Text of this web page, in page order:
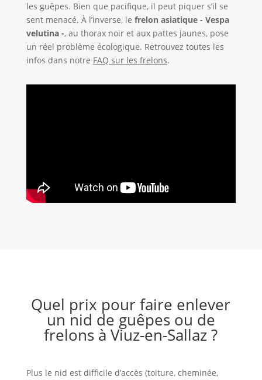
les guêpes. Bien que pacifique, il peut piquer s’il se
sent menacé. À l’inverse, le frelon asiatique - Vespa
velutina -, au thorax noir et aux pattes jaunes, pose
un réel problème écologique. Retrouvez toutes les
infos dans notre FAQ sur les frelons.
Quel prix pour faire enlever
un nid de guêpes ou de
frelons à Viuz-en-Sallaz ?
Plus le nid est difficile d’accès (toiture, cheminée,